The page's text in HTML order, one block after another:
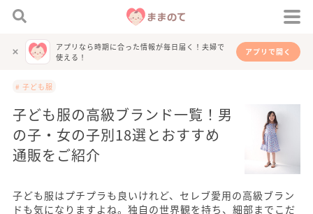
アプリなら時期に合った情報が毎日届く！夫婦で
使える！
アプリで開く
# 子ども服
子ども服の高級ブランド一覧！男
の子・女の子別18選とおすすめ
通販をご紹介
子ども服はプチプラも良いけれど、セレブ愛用の高級ブラン
ドも気になりますよね。独自の世界観を持ち、細部までこだ